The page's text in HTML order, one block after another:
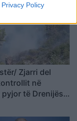
Privacy Policy
Zjarri del
në
të Drenijës!
nga ajri (VIDEO)